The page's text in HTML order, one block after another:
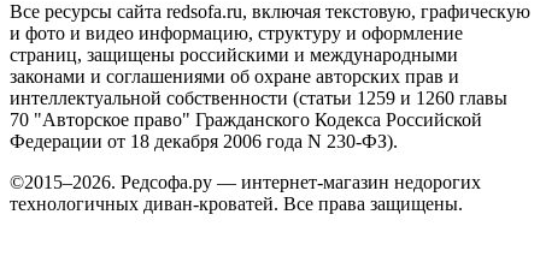
Все ресурсы сайта redsofa.ru, включая текстовую, графическую
и фото и видео информацию, структуру и оформление
страниц, защищены российскими и международными
законами и соглашениями об охране авторских прав и
интеллектуальной собственности (статьи 1259 и 1260 главы
70 "Авторское право" Гражданского Кодекса Российской
Федерации от 18 декабря 2006 года N 230-ФЗ).
©2015–2026. Редсофа.ру — интернет-магазин недорогих
технологичных диван-кроватей. Все права защищены.